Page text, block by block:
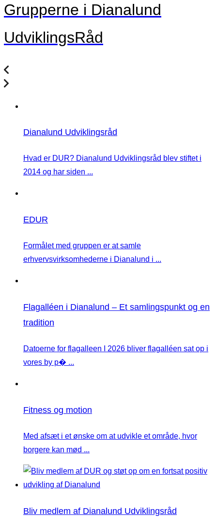
Grupperne i Dianalund
UdviklingsRåd
Dianalund Udviklingsråd
Hvad er DUR? Dianalund Udviklingsråd blev stiftet i
2014 og har siden ...
EDUR
Formålet med gruppen er at samle
erhvervsvirksomhederne i Dianalund i ...
Flagalléen i Dianalund – Et samlingspunkt og en
tradition
Datoerne for flagalleen I 2026 bliver flagalléen sat op i
vores by p� ...
Fitness og motion
Med afsæt i et ønske om at udvikle et område, hvor
borgere kan mød ...
Bliv medlem af Dianalund Udviklingsråd